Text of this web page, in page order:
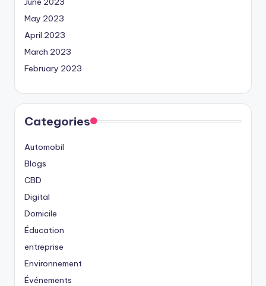
May 2023
April 2023
March 2023
February 2023
Categories
Automobil
Blogs
CBD
Digital
Domicile
Éducation
entreprise
Environnement
Événements